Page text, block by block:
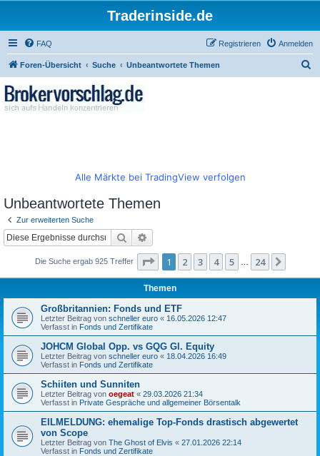
Traderinside.de
FAQ Anmelden
Registrieren
Foren-Übersicht Suche Unbeantwortete Themen
Alle Märkte bei TradingView verfolgen
Unbeantwortete Themen
Zur erweiterten Suche
Suche
Die Suche ergab 925 Treffer Seite 1von 24
1 2 3 4 5 24
Themen
Großbritannien: Fonds und ETF
Letzter Beitrag von schneller euro « 16.05.2026 12:47
Verfasst in Fonds und Zertifikate
JOHCM Global Opp. vs GQG Gl. Equity
Letzter Beitrag von schneller euro « 18.04.2026 16:49
Verfasst in Fonds und Zertifikate
Schiiten und Sunniten
Letzter Beitrag von oegeat « 29.03.2026 21:34
Verfasst in Private Gespräche und allgemeiner Börsentalk
EILMELDUNG: ehemalige Top-Fonds drastisch abgewertet
von Scope
Letzter Beitrag von The Ghost of Elvis « 27.01.2026 22:14
Verfasst in Fonds und Zertifikate